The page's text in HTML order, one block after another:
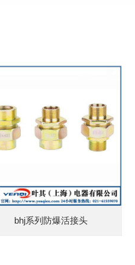
bhj系列防爆活接头